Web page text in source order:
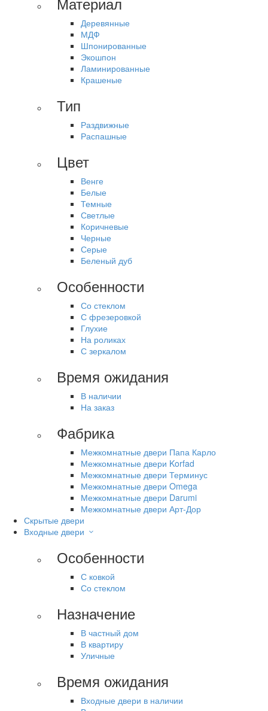
Деревянные
МДФ
Шпонированные
Экошпон
Ламинированные
Крашеные
Тип
Раздвижные
Распашные
Цвет
Венге
Белые
Темные
Светлые
Коричневые
Черные
Серые
Беленый дуб
Особенности
Со стеклом
С фрезеровкой
Глухие
На роликах
С зеркалом
Время ожидания
В наличии
На заказ
Фабрика
Межкомнатные двери Папа Карло
Межкомнатные двери Korfad
Межкомнатные двери Терминус
Межкомнатные двери Omega
Межкомнатные двери Darumi
Межкомнатные двери Арт-Дор
Скрытые двери
Входные двери
Особенности
С ковкой
Со стеклом
Назначение
В частный дом
В квартиру
Уличные
Время ожидания
Входные двери в наличии